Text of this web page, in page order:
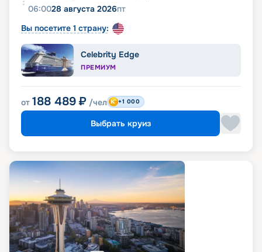
06:0028 августа 2026пт
Вы посетите 1 страну:
Celebrity Edge
ПРЕМИУМ
от 188 489 ₽ /чел +1 000
Выбрать круиз